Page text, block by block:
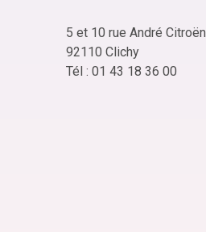
5 et 10 rue André Citroën
92110 Clichy
Tél : 01 43 18 36 00